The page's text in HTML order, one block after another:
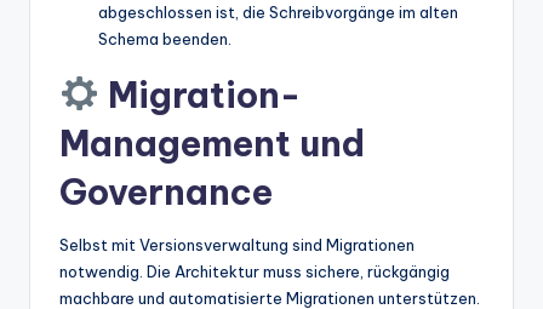
abgeschlossen ist, die Schreibvorgänge im alten
Schema beenden.
Migration-
Management und
Governance
Selbst mit Versionsverwaltung sind Migrationen
notwendig. Die Architektur muss sichere, rückgängig
machbare und automatisierte Migrationen unterstützen.